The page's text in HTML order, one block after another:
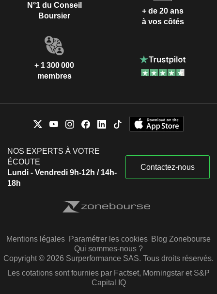
N°1 du Conseil
Boursier
+ de 20 ans
à vos côtés
+ 1 300 000
membres
NOS EXPERTS À VOTRE
ÉCOUTE
Lundi - Vendredi 9h-12h / 14h-
18h
Contactez-nous
Mentions légales Paramétrer les cookies Blog Zonebourse
Qui sommes-nous ?
Copyright © 2026 Surperformance SAS. Tous droits réservés.
Les cotations sont fournies par Factset, Morningstar et S&P
Capital IQ